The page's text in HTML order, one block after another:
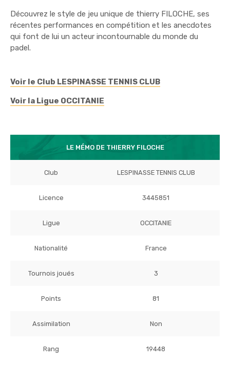
Découvrez le style de jeu unique de thierry FILOCHE, ses
récentes performances en compétition et les anecdotes
qui font de lui un acteur incontournable du monde du
padel.
Voir le Club LESPINASSE TENNIS CLUB
Voir la Ligue OCCITANIE
LE MÉMO DE THIERRY FILOCHE
Club LESPINASSE TENNIS CLUB
Licence 3445851
Ligue OCCITANIE
Nationalité France
Tournois joués 3
Points 81
Assimilation Non
Rang 19448